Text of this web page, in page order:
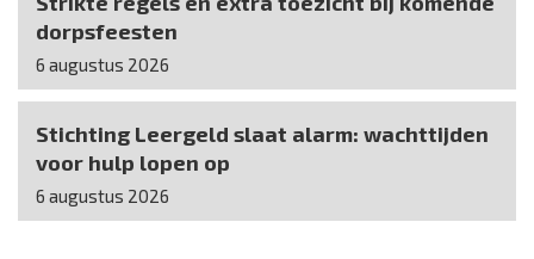
dorpsfeesten
6 augustus 2026
Stichting Leergeld slaat alarm: wachttijden
voor hulp lopen op
6 augustus 2026